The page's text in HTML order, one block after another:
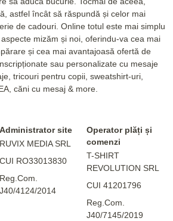
astfel încât să răspundă și celor mai
de cadouri. Online totul este mai simplu
mizăm și noi, oferindu-va cea mai
și cea mai avantajoasă ofertă de
sau personalizate cu mesaje
tricouri pentru copii, sweatshirt-uri,
căni cu mesaj & more.
Administrator site
RUVIX MEDIA SRL
CUI RO33013830
Reg.Com.
J40/4124/2014
Operator plăți și
comenzi
T-SHIRT
REVOLUTION SRL
CUI 41201796
Reg.Com.
J40/7145/2019